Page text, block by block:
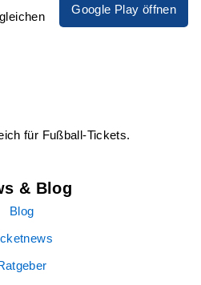
Google Play öffnen
für Fußball-Tickets.
& Blog
Blog